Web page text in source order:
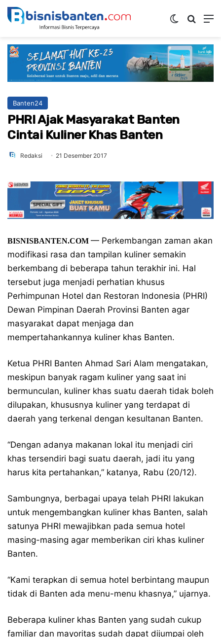
Switch skin
Banten24
PHRI Ajak Masyarakat Banten
Cintai Kuliner Khas Banten
Redaksi 21 Desember 2017
BISNISBANTEN.COM — Perkembangan zaman akan
modifikasi rasa dan tampilan kuliner semakin
berkembang di beberapa tahun terakhir ini. Hal
tersebut juga menjadi perhatian khusus
Perhimpunan Hotel dan Restoran Indonesia (PHRI)
Dewan Pimpinan Daerah Provinsi Banten agar
masyarakat dapat menjaga dan
mempertahankannya kuliner khas Banten.
Ketua PHRI Banten Ahmad Sari Alam mengatakan,
meskipun banyak ragam kuliner yang saat ini
bermunculan, kuliner khas suatu daerah tidak boleh
dilupakan, khususnya kuliner yang terdapat di
daerah yang terkenal dengan kesultanan Banten.
“Dengan adanya makanan lokal itu menjadi ciri
khas tersendiri bagi suatu daerah, jadi itu yang
harus kita pertahankan,” katanya, Rabu (20/12).
Sambungnya, berbagai upaya telah PHRI lakukan
untuk mengembangkan kuliner khas Banten, salah
satunya PHRI mewajibkan pada semua hotel
masing-masing agar memberikan ciri khas kuliner
Banten.
“Kami terapkan di semua hotel berbintang maupun
tidak di Banten ada menu-menu khasnya,” ujarnya.
Beberapa kuliner khas Banten yang sudah cukup
familiar dan mayoritas sudah dapat dijumpai oleh